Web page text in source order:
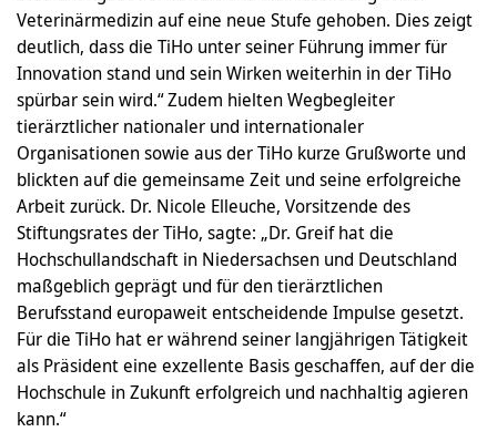
Veterinärmedizin auf eine neue Stufe gehoben. Dies zeigt
deutlich, dass die TiHo unter seiner Führung immer für
Innovation stand und sein Wirken weiterhin in der TiHo
spürbar sein wird.“ Zudem hielten Wegbegleiter
tierärztlicher nationaler und internationaler
Organisationen sowie aus der TiHo kurze Grußworte und
blickten auf die gemeinsame Zeit und seine erfolgreiche
Arbeit zurück. Dr. Nicole Elleuche, Vorsitzende des
Stiftungsrates der TiHo, sagte: „Dr. Greif hat die
Hochschullandschaft in Niedersachsen und Deutschland
maßgeblich geprägt und für den tierärztlichen
Berufsstand europaweit entscheidende Impulse gesetzt.
Für die TiHo hat er während seiner langjährigen Tätigkeit
als Präsident eine exzellente Basis geschaffen, auf der die
Hochschule in Zukunft erfolgreich und nachhaltig agieren
kann.“